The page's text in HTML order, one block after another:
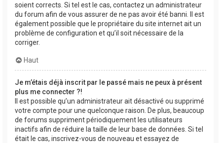
soient corrects. Si tel est le cas, contactez un administrateur
du forum afin de vous assurer de ne pas avoir été banni. Il est
également possible que le propriétaire du site internet ait un
problème de configuration et qu’il soit nécessaire de la
corriger.
Haut
Je m’étais déjà inscrit par le passé mais ne peux à présent
plus me connecter ?!
Il est possible qu’un administrateur ait désactivé ou supprimé
votre compte pour une quelconque raison. De plus, beaucoup
de forums suppriment périodiquement les utilisateurs
inactifs afin de réduire la taille de leur base de données. Si tel
était le cas, inscrivez-vous de nouveau et essayez de